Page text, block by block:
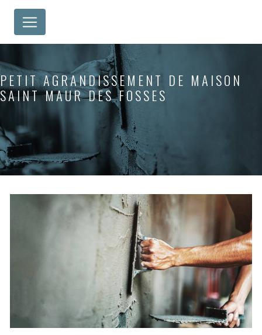
PETIT AGRANDISSEMENT DE MAISON
SAINT MAUR DES FOSSES
Panneau de gestion des cookies